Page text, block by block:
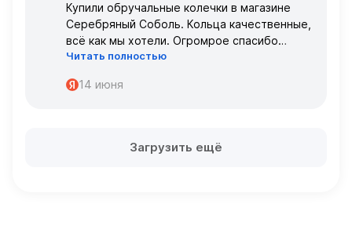
Купили обручальные колечки в магазине
Серебряный Соболь. Кольца качественные,
всё как мы хотели. Огромрое спасибо
персоналу за работу с нами!
Читать полностью
14 июня
Загрузить ещё